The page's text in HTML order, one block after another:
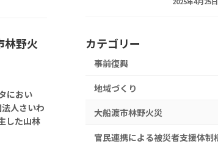
林野火
におい
人さいわ
した山林
カテゴリー
事前復興
地域づくり
大船渡市林野火災
官民連携による被災者支援体制